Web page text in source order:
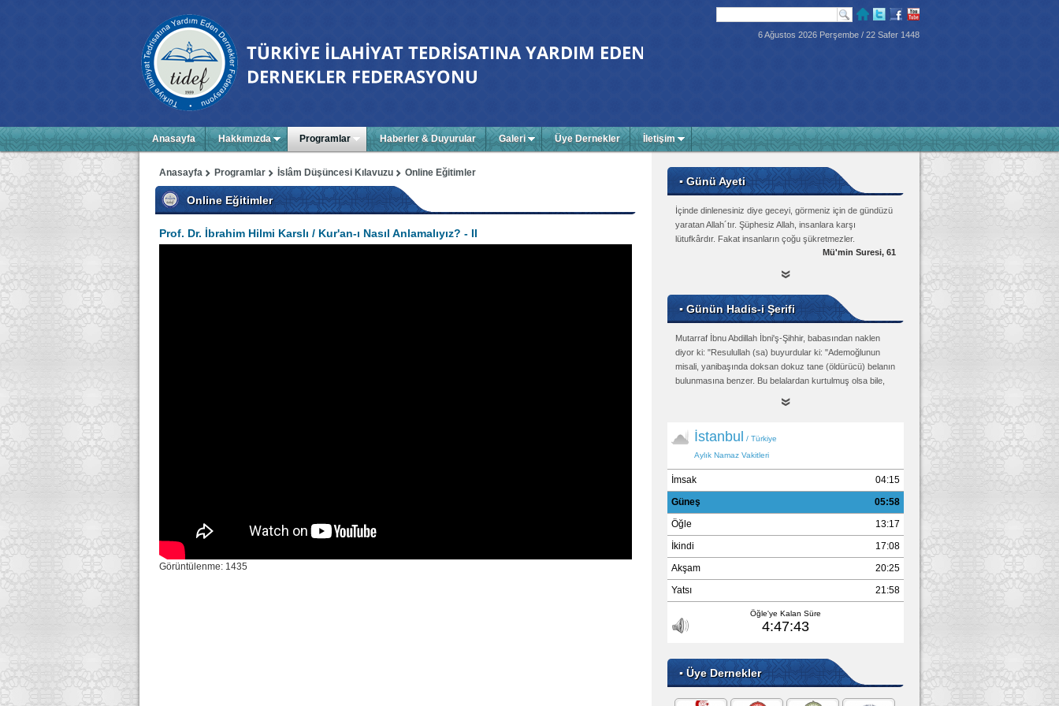
6 Ağustos 2026 Perşembe / 22 Safer 1448
Anasayfa Hakkımızda Programlar Haberler & Duyurular Galeri Üye Dernekler İletişim
Online Eğitimler
İslâm Düşüncesi Kılavuzu
Programlar
Anasayfa
Online Eğitimler
Prof. Dr. İbrahim Hilmi Karslı / Kur'an-ı Nasıl Anlamalıyız? - II
Görüntülenme: 1435
▪ Günü Ayeti
İçinde dinlenesiniz diye geceyi, görmeniz için de gündüzü
yaratan Allah´tır. Şüphesiz Allah, insanlara karşı
lütufkârdır. Fakat insanların çoğu şükretmezler.
Mü'min Suresi, 61
▪ Günün Hadis-i Şerifi
Mutarraf İbnu Abdillah İbni'ş-Şihhir, babasından naklen
diyor ki: "Resulullah (sa) buyurdular ki: "Ademoğlunun
misali, yanibaşında doksan dokuz tane (öldürücü) belanın
bulunmasına benzer. Bu belalardan kurtulmuş olsa bile,
▪ Üye Dernekler